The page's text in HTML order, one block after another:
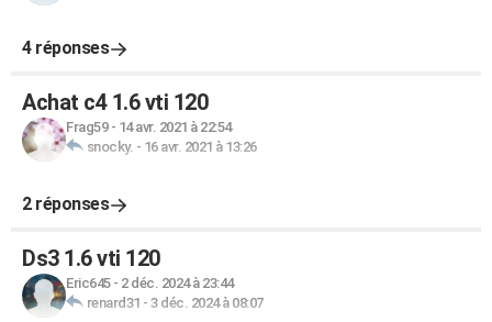
4 réponses
Achat c4 1.6 vti 120
Frag59- 14 avr. 2021 à 22:54
snocky. - 16 avr. 2021 à 13:26
2 réponses
Ds3 1.6 vti 120
Eric645- 2 déc. 2024 à 23:44
renard31 - 3 déc. 2024 à 08:07